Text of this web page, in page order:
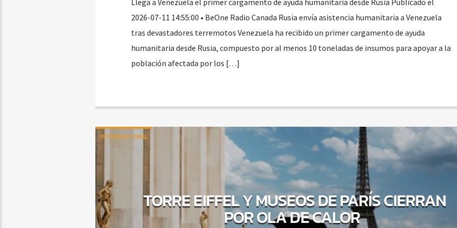
Llega a Venezuela el primer cargamento de ayuda humanitaria desde Rusia Publicado el
2026-07-11 14:55:00 • BeOne Radio Canada Rusia envía asistencia humanitaria a Venezuela
tras devastadores terremotos Venezuela ha recibido un primer cargamento de ayuda
humanitaria desde Rusia, compuesto por al menos 10 toneladas de insumos para apoyar a la
población afectada por los […]
INTERNACIONAL
TORRE EIFFEL Y MUSEOS DE PARÍS CIERRAN
POR OLA DE CALOR